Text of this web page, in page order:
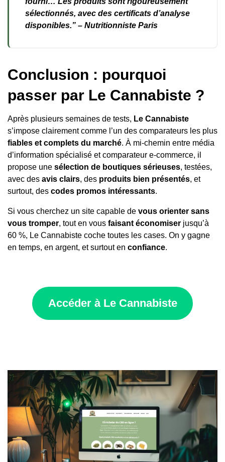
sélectionnés, avec des certificats d’analyse
disponibles.” – Nutritionniste Paris
Conclusion : pourquoi
passer par Le Cannabiste ?
Après plusieurs semaines de tests, Le Cannabiste
s’impose clairement comme l’un des comparateurs les plus
fiables et complets du marché. À mi-chemin entre média
d’information spécialisé et comparateur e-commerce, il
propose une sélection de boutiques sérieuses, testées,
avec des avis clairs, des produits bien présentés, et
surtout, des codes promos intéressants.
Si vous cherchez un site capable de vous orienter sans
vous tromper, tout en vous faisant économiser jusqu’à
60 %, Le Cannabiste coche toutes les cases. On y gagne
en temps, en argent, et surtout en confiance.
Accéder à Le Cannabiste